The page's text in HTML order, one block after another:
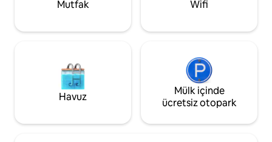
Mutfak Wifi
Havuz
Mülk içinde
ücretsiz otopark